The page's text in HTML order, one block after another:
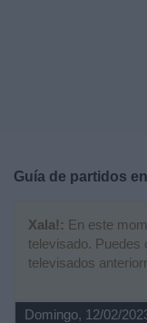
Guía de partidos
Xala!: En este
televisado. Puedes
televisados
Domingo, 12/02/
Noticias
Widget